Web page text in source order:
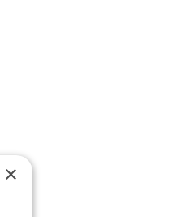
×